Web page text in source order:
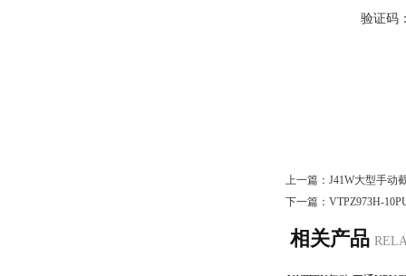
验证码
上一篇： J41W大型手动
下一篇： VTPZ973H-
相关产品